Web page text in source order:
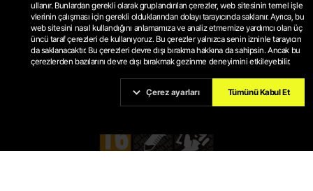
GIZLILIK POLITIKASI
HIZMET ŞARTLARI
ÇEREZ POLITIKASI
ÇEREZ AYARLARI
© 2026 KRAFTON, INC.
PUBG IS A REGISTERED TRADEMARK OR SERVICE MARK OFKRAFTON, INC.
ullanır. Bunlardan gerekli olarak gruplandırılan çerezler, web sitesinin temel işle
vlerinin çalışması için gerekli olduklarından dolayı tarayıcında saklanır. Ayrıca, bu
web sitesini nasıl kullandığını anlamamıza ve analiz etmemize yardımcı olan üç
üncü taraf çerezleri de kullanıyoruz. Bu çerezler yalnızca senin izninle tarayıcın
da saklanacaktır. Bu çerezleri devre dışı bırakma hakkına da sahipsin. Ancak bu
çerezlerden bazılarını devre dışı bırakmak gezinme deneyimini etkileyebilir.
Çerez ayarları Tümünü Kabul Et